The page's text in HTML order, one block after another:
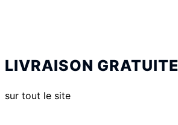
LIVRAISON GRATUITE
sur tout le site